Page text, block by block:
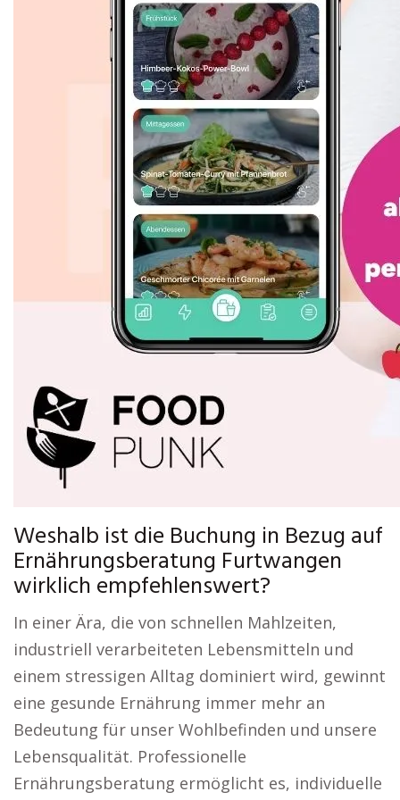
Weshalb ist die Buchung in Bezug auf
Ernährungsberatung Furtwangen
wirklich empfehlenswert?
In einer Ära, die von schnellen Mahlzeiten,
industriell verarbeiteten Lebensmitteln und
einem stressigen Alltag dominiert wird, gewinnt
eine gesunde Ernährung immer mehr an
Bedeutung für unser Wohlbefinden und unsere
Lebensqualität. Professionelle
Ernährungsberatung ermöglicht es, individuelle